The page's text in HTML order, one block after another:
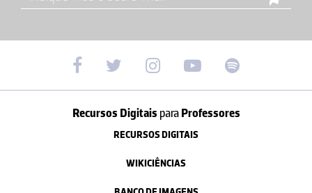
Recursos Digitais paraProfessores
RECURSOS DIGITAIS
WIKICIÊNCIAS